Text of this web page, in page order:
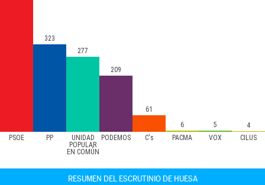
PSOE PP
UNIDAD
POPULAR
EN COMÚN
PODEMOS C's PACMA VOX CILUS
323
277
209
61
6
5 4
RESUMEN DEL ESCRUTINIO DE HUESA